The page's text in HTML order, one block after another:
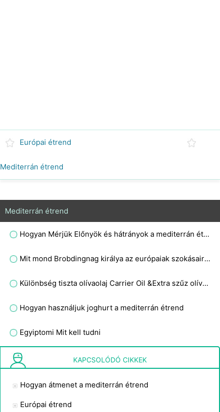
Európai étrend
Mediterrán étrend
Mediterrán étrend
Hogyan Mérjük Előnyök és hátrányok a mediterrán étrend
Mit mond Brobdingnag királya az európaiak szokásaira és történelmére reagálva?
Különbség tiszta olívaolaj Carrier Oil &Extra szűz olívaolaj
Hogyan használjuk joghurt a mediterrán étrend
Egyiptomi Mit kell tudni
Hogyan tegyen óvintézkedéseket a mediterrán étrend
KAPCSOLÓDÓ CIKKEK
Hogyan átmenet a mediterrán étrend
Európai étrend